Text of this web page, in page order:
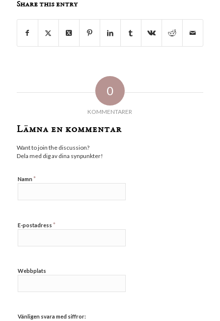
Share this entry
0
KOMMENTARER
Lämna en kommentar
Want to join the discussion?
Dela med dig av dina synpunkter!
Namn *
E-postadress *
Webbplats
Vänligen svara med siffror: